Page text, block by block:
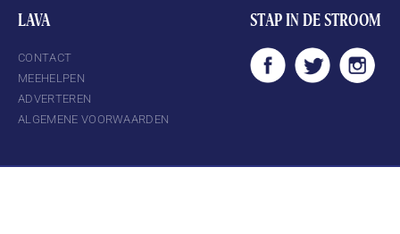
LAVA
CONTACT
MEEHELPEN
ADVERTEREN
ALGEMENE VOORWAARDEN
STAP IN DE STROOM